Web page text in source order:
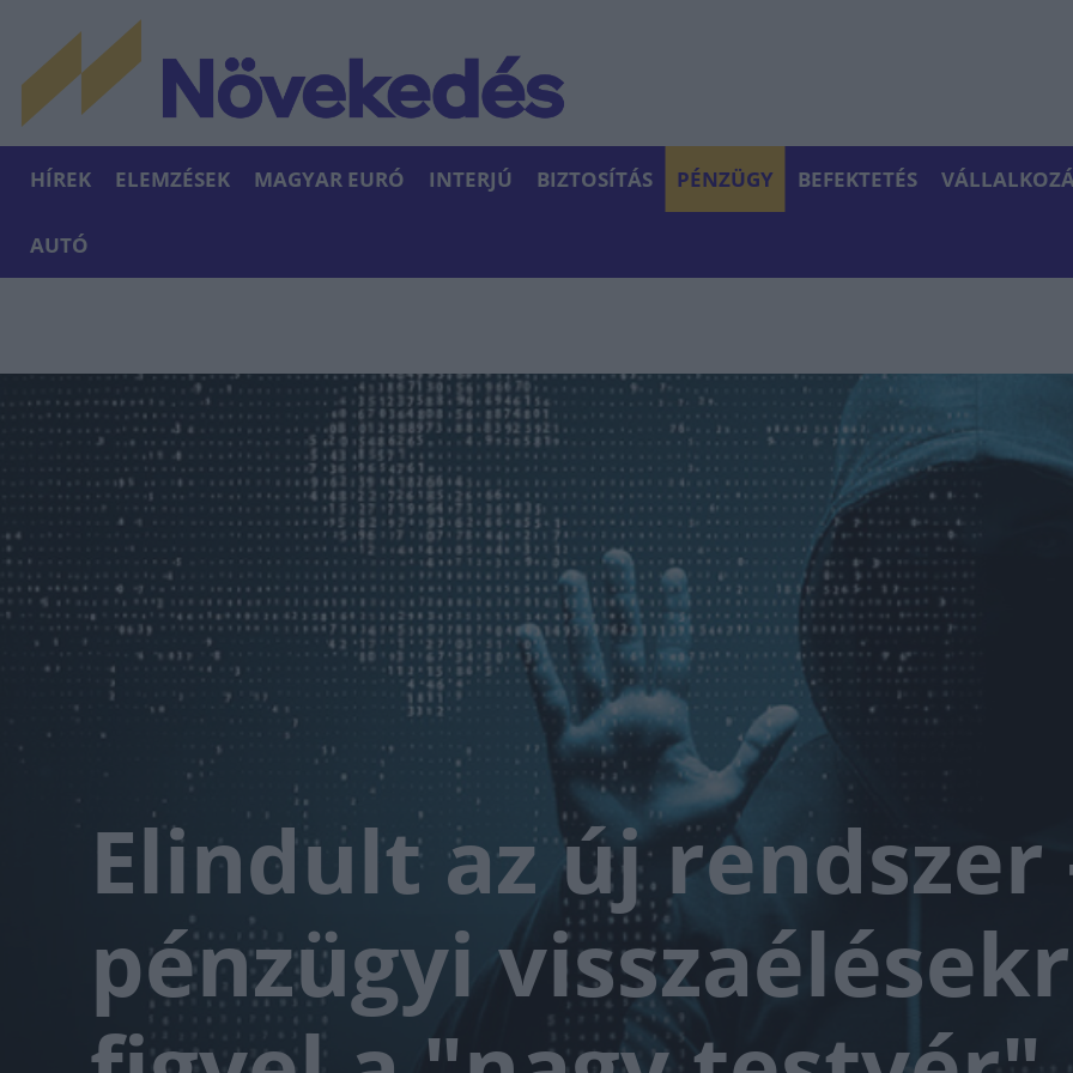
HÍREK ELEMZÉSEK MAGYAR EURÓ INTERJÚ BIZTOSÍTÁS PÉNZÜGY BEFEKTETÉS
AUTÓ
Elindult az új rendszer
pénzügyi